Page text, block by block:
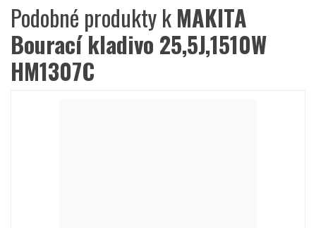
Podobné produkty kMAKITA
Bourací kladivo 25,5J,1510W
HM1307C